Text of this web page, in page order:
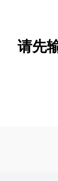
请先